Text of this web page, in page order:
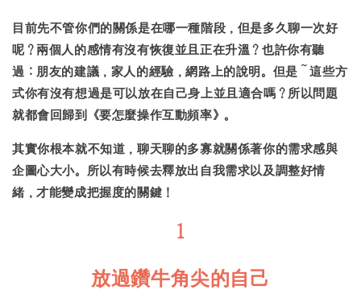
目前先不管你們的關係是在哪一種階段，但是多久聊一次好
呢？兩個人的感情有沒有恢復並且正在升溫？也許你有聽
過：朋友的建議，家人的經驗，網路上的說明。但是～這些方
式你有沒有想過是可以放在自己身上並且適合嗎？所以問題
就都會回歸到《要怎麼操作互動頻率》。
其實你根本就不知道，聊天聊的多寡就關係著你的需求感與
企圖心大小。所以有時候去釋放出自我需求以及調整好情
緒，才能變成把握度的關鍵！
1
放過鑽牛角尖的自己